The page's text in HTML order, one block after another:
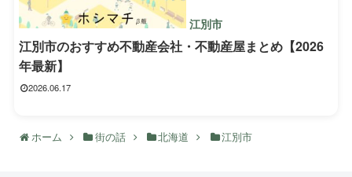
江別市
江別市のおすすめ不動産会社・不動産屋まとめ【2026
年最新】
2026.06.17
ホーム 街の話 北海道 江別市